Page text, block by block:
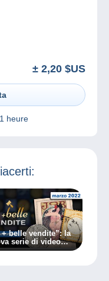
± 2,20 $US
heure
+ belle vendite”: la
serie di video